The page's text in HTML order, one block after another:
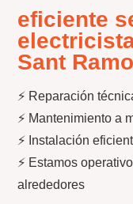
eficiente
Sant
⚡ Reparación
⚡ Mantenimiento a
⚡ Instalación
⚡ Estamos
alrededores